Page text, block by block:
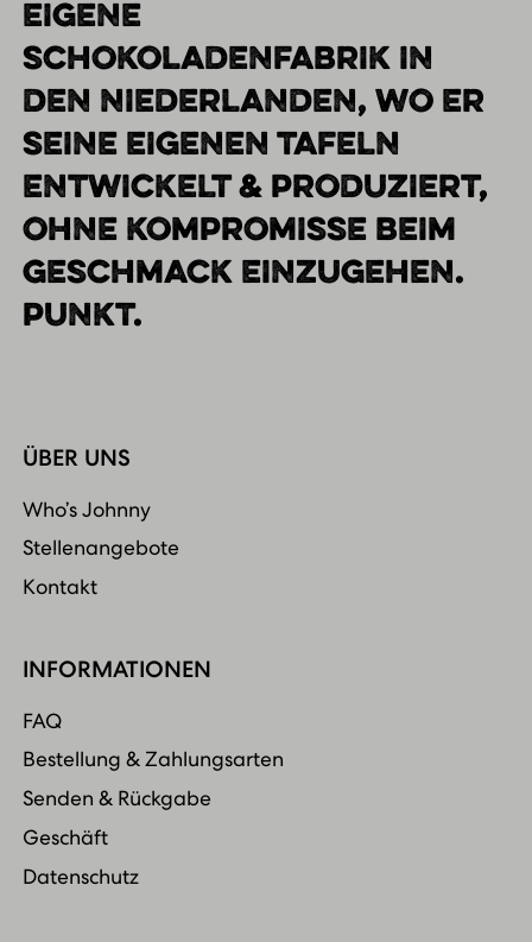
EIGENE
SCHOKOLADENFABRIK IN
DEN NIEDERLANDEN, WO ER
SEINE EIGENEN TAFELN
ENTWICKELT & PRODUZIERT,
OHNE KOMPROMISSE BEIM
GESCHMACK EINZUGEHEN.
PUNKT.
ÜBER UNS
Who’s Johnny
Stellenangebote
Kontakt
INFORMATIONEN
FAQ
Bestellung & Zahlungsarten
Senden & Rückgabe
Geschäft
Datenschutz